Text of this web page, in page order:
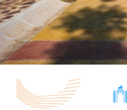
nacional en
proveeduría cada
preparada para
“En la
municipal, Ale
el centro de las
transformamos la
una tarea social a
comentó.